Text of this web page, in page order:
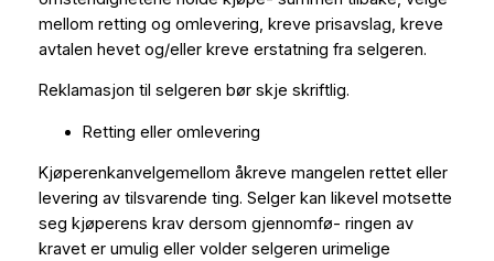
mellom retting og omlevering, kreve prisavslag, kreve
avtalen hevet og/eller kreve erstatning fra selgeren.
Reklamasjon til selgeren bør skje skriftlig.
Retting eller omlevering
Kjøperenkanvelgemellom åkreve mangelen rettet eller
levering av tilsvarende ting. Selger kan likevel motsette
seg kjøperens krav dersom gjennomfø- ringen av
kravet er umulig eller volder selgeren urimelige